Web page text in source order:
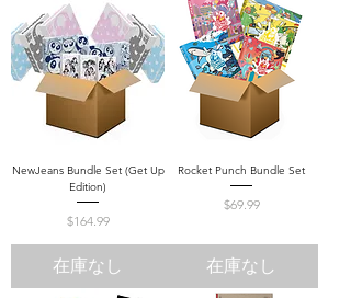
NewJeans Bundle Set (Get Up
Edition)
価格
$164.99
在庫なし
Rocket Punch Bundle Set
価格
$69.99
在庫なし